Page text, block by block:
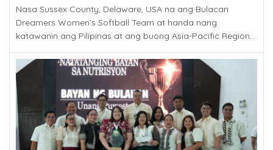
Nasa Sussex County, Delaware, USA na ang Bulacan
Dreamers Women’s Softball Team at handa nang
katawanin ang Pilipinas at ang buong Asia-Pacific Region...